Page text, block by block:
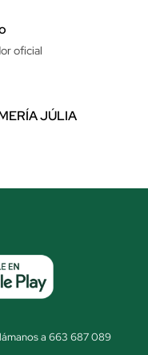
oficial
JÚLIA
a 663 687 089